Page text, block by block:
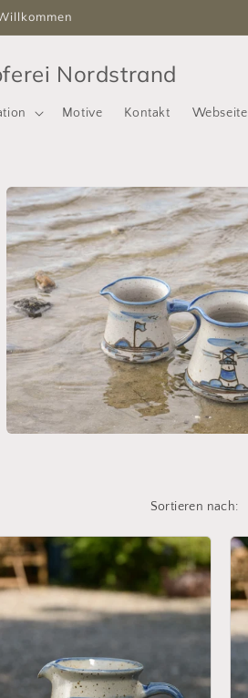
Nordstrand
Motive Kontakt Webseite
Sortieren nach: